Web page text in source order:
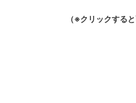
（※クリックする